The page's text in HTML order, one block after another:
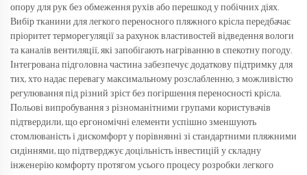
опору для рук без обмеження рухів або перешкод у побічних діях.
Вибір тканини для легкого переносного пляжного крісла передбачає
пріоритет терморегуляції за рахунок властивостей відведення вологи
та каналів вентиляції, які запобігають нагріванню в спекотну погоду.
Інтегрована підголовна частина забезпечує додаткову підтримку для
тих, хто надає перевагу максимальному розслабленню, з можливістю
регулювання під різний зріст без погіршення переносності крісла.
Польові випробування з різноманітними групами користувачів
підтвердили, що ергономічні елементи успішно зменшують
стомлюваність і дискомфорт у порівнянні зі стандартними пляжними
сидіннями, що підтверджує доцільність інвестицій у складну
інженерію комфорту протягом усього процесу розробки легкого